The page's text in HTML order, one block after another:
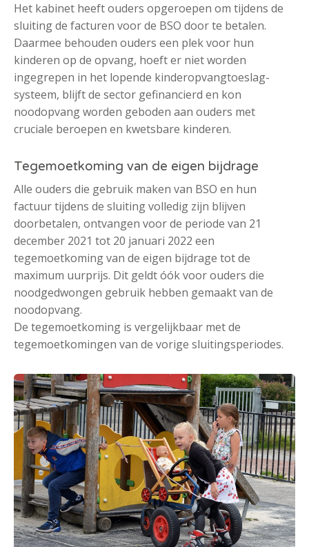
Het kabinet heeft ouders opgeroepen om tijdens de
sluiting de facturen voor de BSO door te betalen.
Daarmee behouden ouders een plek voor hun
kinderen op de opvang, hoeft er niet worden
ingegrepen in het lopende kinderopvangtoeslag-
systeem, blijft de sector gefinancierd en kon
noodopvang worden geboden aan ouders met
cruciale beroepen en kwetsbare kinderen.
Tegemoetkoming van de eigen bijdrage
Alle ouders die gebruik maken van BSO en hun
factuur tijdens de sluiting volledig zijn blijven
doorbetalen, ontvangen voor de periode van 21
december 2021 tot 20 januari 2022 een
tegemoetkoming van de eigen bijdrage tot de
maximum uurprijs. Dit geldt óók voor ouders die
noodgedwongen gebruik hebben gemaakt van de
noodopvang.
De tegemoetkoming is vergelijkbaar met de
tegemoetkomingen van de vorige sluitingsperiodes.